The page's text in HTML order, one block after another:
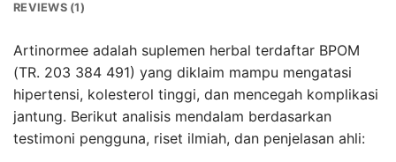
REVIEWS (1)
Artinormee adalah suplemen herbal terdaftar BPOM
(TR. 203 384 491) yang diklaim mampu mengatasi
hipertensi, kolesterol tinggi, dan mencegah komplikasi
jantung. Berikut analisis mendalam berdasarkan
testimoni pengguna, riset ilmiah, dan penjelasan ahli: